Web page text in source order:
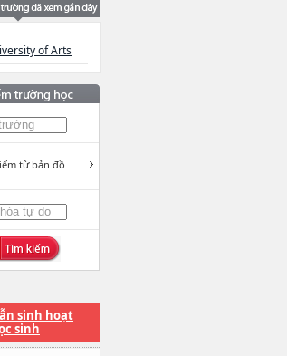
of Arts
từ bản đồ
sinh hoạt
sinh